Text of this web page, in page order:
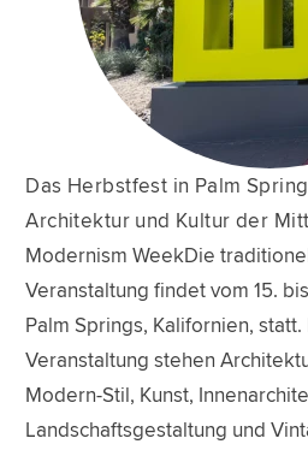
Das Herbstfest in Palm
Architektur und Kultur der
Modernism WeekDie
Veranstaltung findet vom 15.
Palm Springs, Kalifornien,
Veranstaltung stehen
Modern-Stil, Kunst,
Landschaftsgestaltung und